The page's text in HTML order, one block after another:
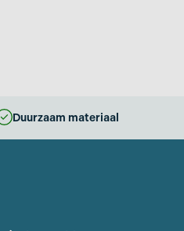
Duurzaam materiaal